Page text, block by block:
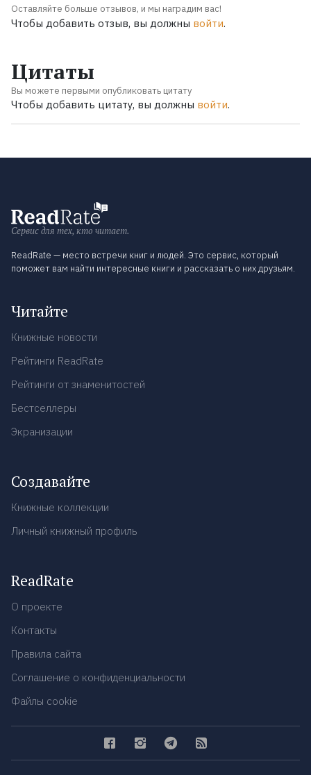
Оставляйте больше отзывов, и мы наградим вас!
Чтобы добавить отзыв, вы должны войти.
Цитаты
Вы можете первыми опубликовать цитату
Чтобы добавить цитату, вы должны войти.
Сервис для тех, кто читает.
ReadRate — место встречи книг и людей. Это сервис, который
поможет вам найти интересные книги и рассказать о них друзьям.
Читайте
Книжные новости
Рейтинги ReadRate
Рейтинги от знаменитостей
Бестселлеры
Экранизации
Создавайте
Книжные коллекции
Личный книжный профиль
ReadRate
О проекте
Контакты
Правила сайта
Соглашение о конфиденциальности
Файлы cookie